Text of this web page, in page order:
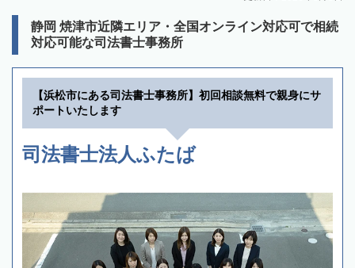
静岡 焼津市近隣エリア・全国オンライン対応可で相続
対応可能な司法書士事務所
【浜松市にある司法書士事務所】初回相談無料で親身にサ
ポートいたします
司法書士法人ふたば